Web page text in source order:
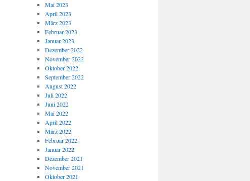
Mai 2023
April 2023
März 2023
Februar 2023
Januar 2023
Dezember 2022
November 2022
Oktober 2022
September 2022
August 2022
Juli 2022
Juni 2022
Mai 2022
April 2022
März 2022
Februar 2022
Januar 2022
Dezember 2021
November 2021
Oktober 2021